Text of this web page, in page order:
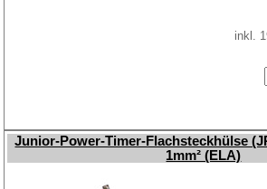
inkl.
Junior-Power-Timer-Flachsteckhülse
1mm² (ELA)